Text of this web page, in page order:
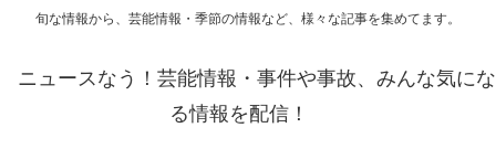
旬な情報から、芸能情報・季節の情報など、様々な記事を集めてます。
ニュースなう！芸能情報・事件や事故、みんな気にな
る情報を配信！